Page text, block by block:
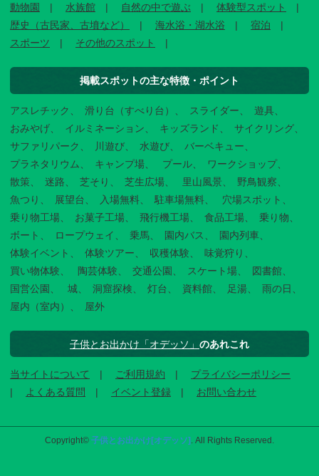
動物園
水族館 自然の中で遊ぶ
体験型スポット
歴史（古民家、古墳など）
海水浴・湖水浴
宿泊
スポーツ
その他のスポット
掲載スポットの主な特徴・ポイント
アスレチック 滑り台（すべり台） スライダー
遊具
おみやげ
イルミネーション キッズランド
サイクリング
サファリパーク
川遊び 水遊び
バーベキュー
プラネタリウム
キャンプ場 プール
ワークショップ
散策
迷路 芝そり 芝生広場 里山風景
野鳥観察
魚つり
展望台 入場無料 駐車場無料
穴場スポット
乗り物工場
お菓子工場 飛行機工場 食品工場
乗り物
ボート
ロープウェイ 乗馬 園内バス
園内列車
体験イベント
体験ツアー 収穫体験
味覚狩り
買い物体験
陶芸体験 交通公園 スケート場
図書館
国営公園
城 洞窟探検 灯台 資料館 足湯
雨の日
屋内（室内）
屋外
子供とお出かけ「オデッソ」 のあれこれ
当サイトについて ご利用規約
プライバシーポリシー
よくある質問
イベント登録 お問い合わせ
Copyright© 子供とお出かけ[オデッソ] . All Rights Reserved.